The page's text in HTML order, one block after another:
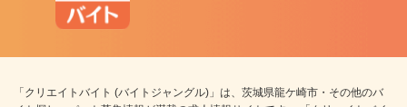
「クリエイトバイト (バイトジャングル)」は、茨城県龍ケ崎市・その他のバ